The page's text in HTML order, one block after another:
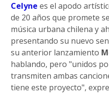
Celyne es el apodo
de 20 años que promete
música urbana chilena y
presentando su nuevo
su anterior lanzamiento
hablando, pero "unidos
transmiten ambas
tiene este proyecto",